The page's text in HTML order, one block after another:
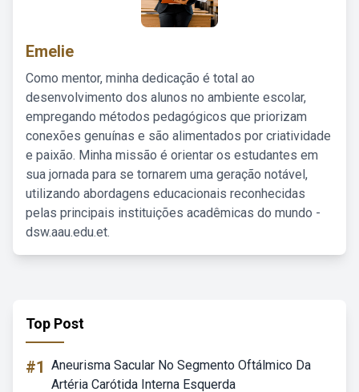
Emelie
Como mentor, minha dedicação é total ao
desenvolvimento dos alunos no ambiente escolar,
empregando métodos pedagógicos que priorizam
conexões genuínas e são alimentados por criatividade
e paixão. Minha missão é orientar os estudantes em
sua jornada para se tornarem uma geração notável,
utilizando abordagens educacionais reconhecidas
pelas principais instituições acadêmicas do mundo -
dsw.aau.edu.et.
Top Post
#1 Aneurisma Sacular No Segmento Oftálmico Da
Artéria Carótida Interna Esquerda